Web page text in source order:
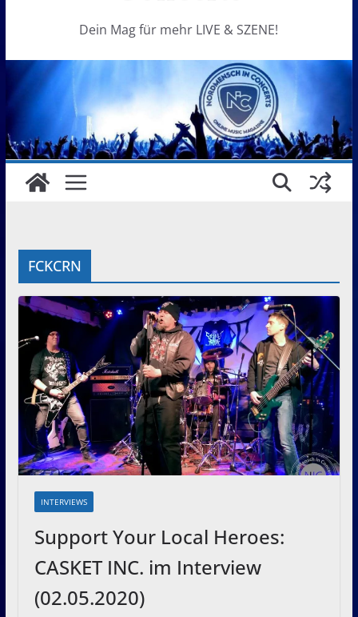
Dein Mag für mehr LIVE & SZENE!
FCKCRN
INTERVIEWS
Support Your Local Heroes:
CASKET INC. im Interview
(02.05.2020)